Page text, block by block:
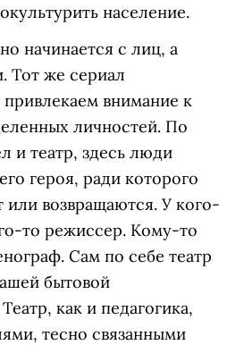
население.
начинается с лиц, а
Тот же сериал
внимание к
личностей. По
и театр, здесь люди
героя, ради которого
возвращаются. У кого-
то режиссер. Кому-то
Сам по себе театр
бытовой
как и педагогика,
тесно связанными